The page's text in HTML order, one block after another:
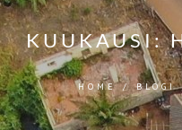
KUUKAUSI:
HOME/BLOGI